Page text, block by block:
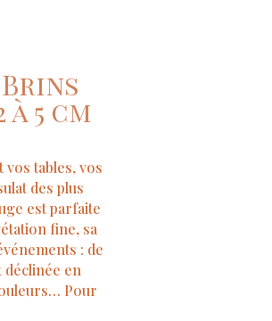
5 cm
tables, vos
des plus
est parfaite
fine, sa
: de
déclinée en
Pour